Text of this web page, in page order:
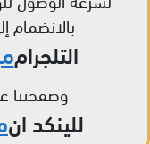
بالانضمام
التلجرام
وصفحتنا
للينكد ان